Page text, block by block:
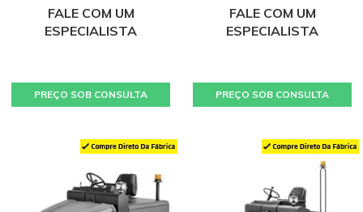
FALE COM UM
ESPECIALISTA
PREÇO SOB CONSULTA
FALE COM UM
ESPECIALISTA
PREÇO SOB CONSULTA